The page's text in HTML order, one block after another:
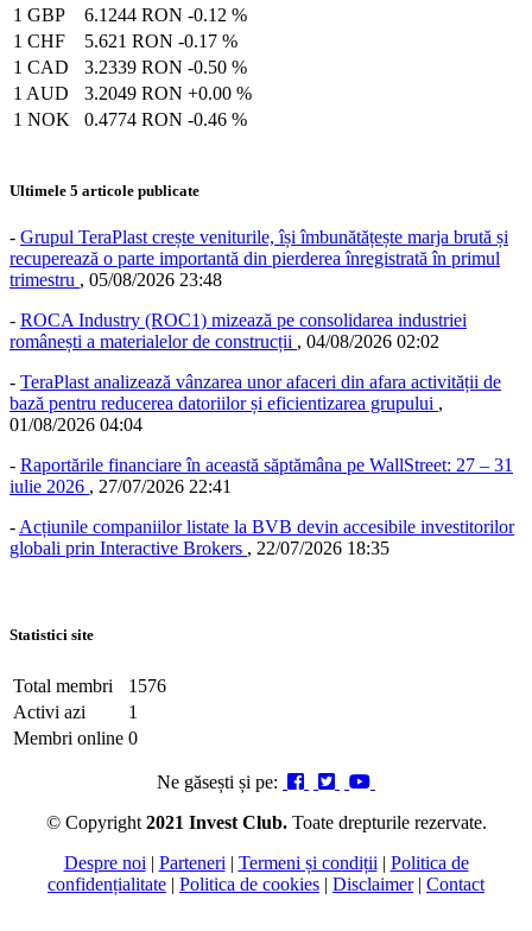
1 GBP
6.1244 RON -0.12 %
1 CHF
5.621 RON -0.17 %
1 CAD
3.2339 RON -0.50 %
1 AUD
3.2049 RON +0.00 %
1 NOK
0.4774 RON -0.46 %
Ultimele 5 articole publicate
- Grupul TeraPlast crește veniturile, își îmbunătățește marja brută și
recuperează o parte importantă din pierderea înregistrată în primul
trimestru , 05/08/2026 23:48
- ROCA Industry (ROC1) mizează pe consolidarea industriei
românești a materialelor de construcții , 04/08/2026 02:02
- TeraPlast analizează vânzarea unor afaceri din afara activității de
bază pentru reducerea datoriilor și eficientizarea grupului ,
01/08/2026 04:04
- Raportările financiare în această săptămâna pe WallStreet: 27 – 31
iulie 2026 , 27/07/2026 22:41
- Acțiunile companiilor listate la BVB devin accesibile investitorilor
globali prin Interactive Brokers , 22/07/2026 18:35
Statistici site
Total membri
1576
Activi azi
1
Membri online 0
Ne găsești și pe:
© Copyright 2021 Invest Club. Toate drepturile rezervate.
Despre noi | Parteneri | Termeni și condiții | Politica de
confidențialitate | Politica de cookies | Disclaimer| Contact